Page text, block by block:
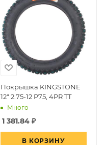
Покрышка KINGSTONE
12" 2.75-12 P75, 4PR TT
Много
1 381.84₽
В КОРЗИНУ